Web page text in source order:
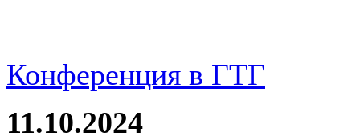
Конференция в ГТГ
11.10.2024